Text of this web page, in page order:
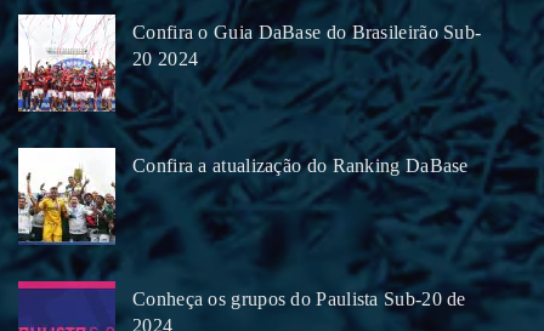
Confira o Guia DaBase do Brasileirão Sub-
20 2024
Confira a atualização do Ranking DaBase
Conheça os grupos do Paulista Sub-20 de
2024